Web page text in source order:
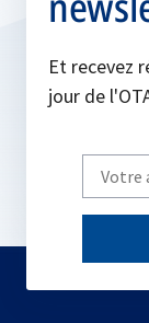
Et recevez
jour de
Write
your
email